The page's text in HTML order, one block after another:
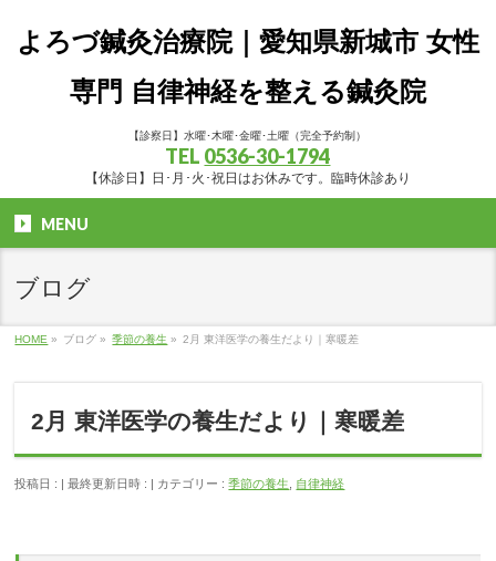
よろづ鍼灸治療院｜愛知県新城市 女性
専門 自律神経を整える鍼灸院
【診察日】水曜･木曜･金曜･土曜（完全予約制）
TEL 0536-30-1794
【休診日】日･月･火･祝日はお休みです。臨時休診あり
MENU
ブログ
HOME » ブログ » 季節の養生 » 2月 東洋医学の養生だより｜寒暖差
2月 東洋医学の養生だより｜寒暖差
投稿日 : 最終更新日時 : カテゴリー :季節の養生 自律神経